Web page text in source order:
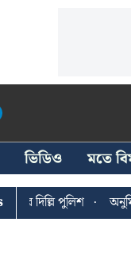
ভিডিও মতে
পুলিশ অনুমিত ছাড়া